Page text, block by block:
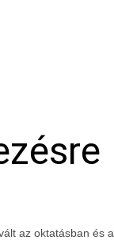
az oktatásban és a